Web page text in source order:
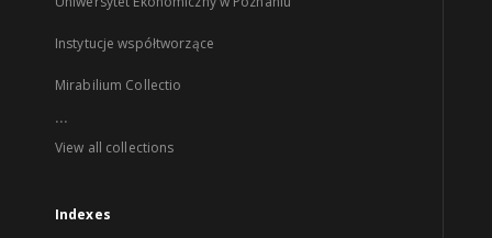
Instytucje współtworzące
Mirabilium Collectio
...
View all collections
Indexes